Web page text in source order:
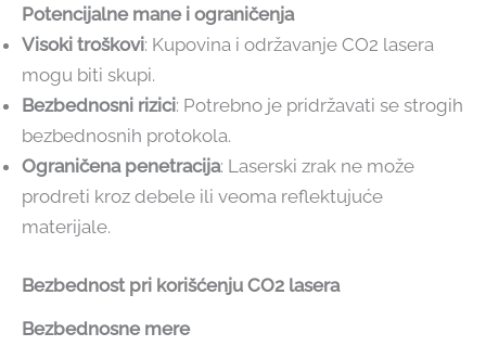
Potencijalne mane i ograničenja
Visoki troškovi: Kupovina i održavanje CO2 lasera
mogu biti skupi.
Bezbednosni rizici: Potrebno je pridržavati se strogih
bezbednosnih protokola.
Ograničena penetracija: Laserski zrak ne može
prodreti kroz debele ili veoma reflektujuće
materijale.
Bezbednost pri korišćenju CO2 lasera
Bezbednosne mere